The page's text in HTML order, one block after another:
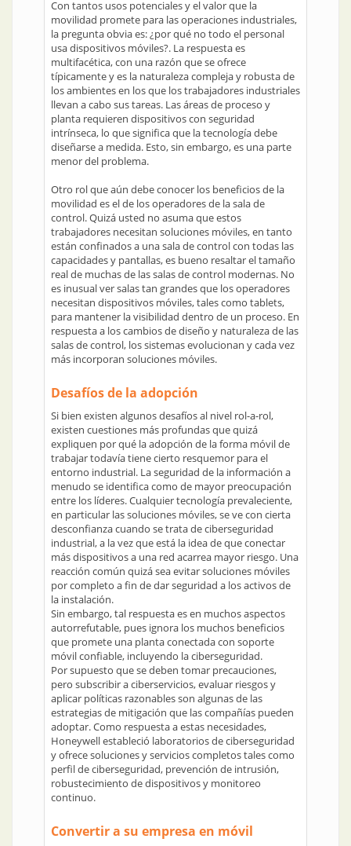
Con tantos usos potenciales y el valor que la
movilidad promete para las operaciones industriales,
la pregunta obvia es: ¿por qué no todo el personal
usa dispositivos móviles?. La respuesta es
multifacética, con una razón que se ofrece
típicamente y es la naturaleza compleja y robusta de
los ambientes en los que los trabajadores industriales
llevan a cabo sus tareas. Las áreas de proceso y
planta requieren dispositivos con seguridad
intrínseca, lo que significa que la tecnología debe
diseñarse a medida. Esto, sin embargo, es una parte
menor del problema.
Otro rol que aún debe conocer los beneficios de la
movilidad es el de los operadores de la sala de
control. Quizá usted no asuma que estos
trabajadores necesitan soluciones móviles, en tanto
están confinados a una sala de control con todas las
capacidades y pantallas, es bueno resaltar el tamaño
real de muchas de las salas de control modernas. No
es inusual ver salas tan grandes que los operadores
necesitan dispositivos móviles, tales como tablets,
para mantener la visibilidad dentro de un proceso. En
respuesta a los cambios de diseño y naturaleza de las
salas de control, los sistemas evolucionan y cada vez
más incorporan soluciones móviles.
Desafíos de la adopción
Si bien existen algunos desafíos al nivel rol-a-rol,
existen cuestiones más profundas que quizá
expliquen por qué la adopción de la forma móvil de
trabajar todavía tiene cierto resquemor para el
entorno industrial. La seguridad de la información a
menudo se identifica como de mayor preocupación
entre los líderes. Cualquier tecnología prevaleciente,
en particular las soluciones móviles, se ve con cierta
desconfianza cuando se trata de ciberseguridad
industrial, a la vez que está la idea de que conectar
más dispositivos a una red acarrea mayor riesgo. Una
reacción común quizá sea evitar soluciones móviles
por completo a fin de dar seguridad a los activos de
la instalación.
Sin embargo, tal respuesta es en muchos aspectos
autorrefutable, pues ignora los muchos beneficios
que promete una planta conectada con soporte
móvil confiable, incluyendo la ciberseguridad.
Por supuesto que se deben tomar precauciones,
pero subscribir a ciberservicios, evaluar riesgos y
aplicar políticas razonables son algunas de las
estrategias de mitigación que las compañías pueden
adoptar. Como respuesta a estas necesidades,
Honeywell estableció laboratorios de ciberseguridad
y ofrece soluciones y servicios completos tales como
perfil de ciberseguridad, prevención de intrusión,
robustecimiento de dispositivos y monitoreo
continuo.
Convertir a su empresa en móvil